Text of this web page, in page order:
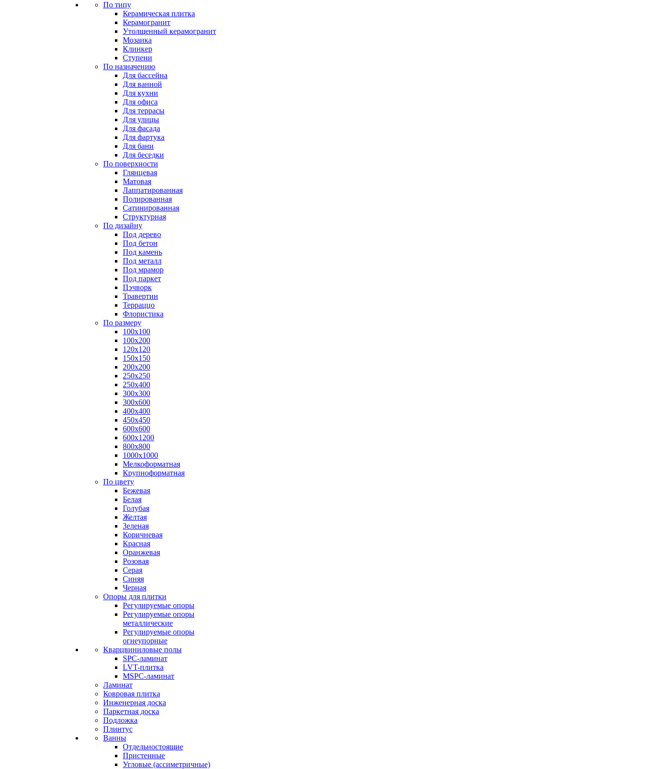
По типу
Керамическая плитка
Керамогранит
Утолщенный керамогранит
Мозаика
Клинкер
Ступени
По назначению
Для бассейна
Для ванной
Для кухни
Для офиса
Для террасы
Для улицы
Для фасада
Для фартука
Для бани
Для беседки
По поверхности
Глянцевая
Матовая
Лаппатированная
Полированная
Сатинированная
Структурная
По дизайну
Под дерево
Под бетон
Под камень
Под металл
Под мрамор
Под паркет
Пэчворк
Травертин
Терраццо
Флористика
По размеру
100х100
100х200
120х120
150х150
200х200
250х250
250х400
300х300
300х600
400х400
450х450
600х600
600х1200
800х800
1000х1000
Мелкоформатная
Крупноформатная
По цвету
Бежевая
Белая
Голубая
Желтая
Зеленая
Коричневая
Красная
Оранжевая
Розовая
Серая
Синяя
Черная
Опоры для плитки
Регулируемые опоры
Регулируемые опоры
металлические
Регулируемые опоры
огнеупорные
Кварцвиниловые полы
SPC-ламинат
LVT-плитка
MSPC-ламинат
Ламинат
Ковровая плитка
Инженерная доска
Паркетная доска
Подложка
Плинтус
Ванны
Отдельностоящие
Пристенные
Угловые (ассиметричные)